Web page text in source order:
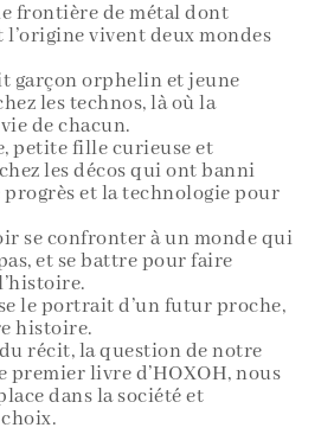
frontière de métal dont
vivent deux mondes
garçon orphelin et jeune
les technos, là où la
de chacun.
petite fille curieuse et
les décos qui ont banni
et la technologie pour
se confronter à un monde qui
et se battre pour faire
le portrait d’un futur proche,
histoire.
récit, la question de notre
premier livre d’HOXOH, nous
dans la société et